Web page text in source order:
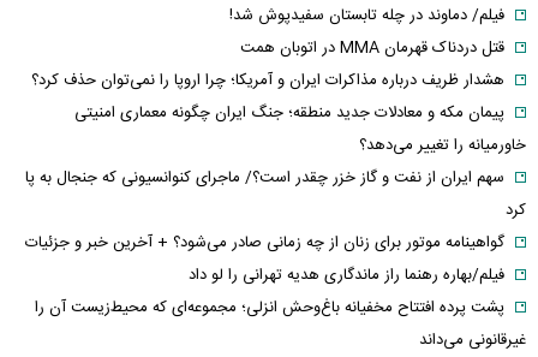
فیلم/ دماوند در چله تابستان سفیدپوش شد!
قتل دردناک قهرمان MMA در اتوبان همت
هشدار ظریف درباره مذاکرات ایران و آمریکا؛ چرا اروپا را نمی‌توان حذف کرد؟
پیمان مکه و معادلات جدید منطقه؛ جنگ ایران چگونه معماری امنیتی
خاورمیانه را تغییر می‌دهد؟
سهم ایران از نفت و گاز خزر چقدر است؟/ ماجرای کنوانسیونی که جنجال به پا
کرد
گواهینامه موتور برای زنان از چه زمانی صادر می‌شود؟ + آخرین خبر و جزئیات
فیلم/بهاره رهنما راز ماندگاری هدیه تهرانی را لو داد
پشت پرده افتتاح مخفیانه باغ‌وحش انزلی؛ مجموعه‌ای که محیط‌زیست آن را
غیرقانونی می‌داند